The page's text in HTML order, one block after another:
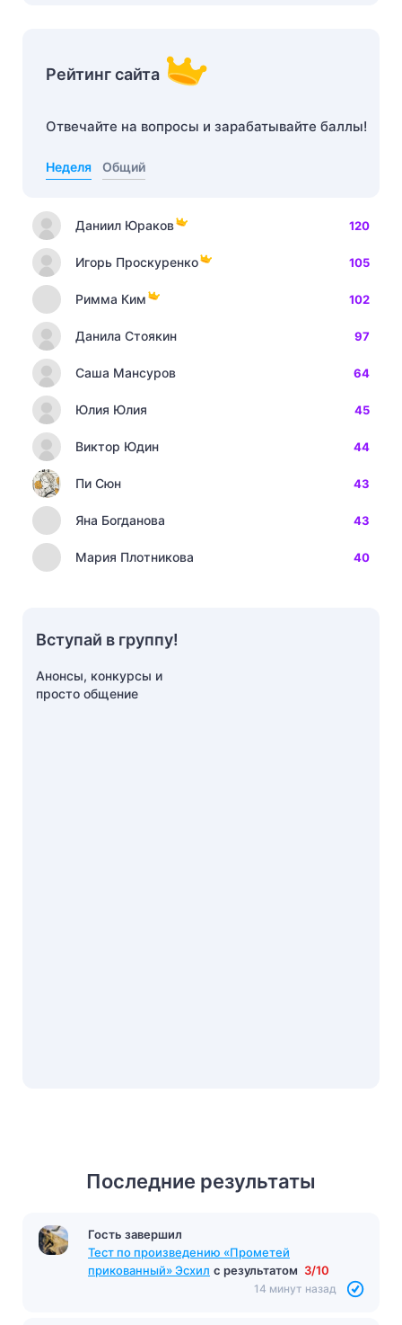
Последние результаты
Гость завершил
Тест по произведению «Молодая гвардия»
Фадеев с результатом 8/10
12 минут назад
Рейтинг сайта
Отвечайте на вопросы и зарабатывайте баллы!
Неделя Общий
Даниил Юраков 120
Игорь Проскуренко 105
Римма Ким 102
Данила Стоякин 97
Саша Мансуров 64
Юлия Юлия 45
Виктор Юдин 44
Пи Сюн 43
Яна Богданова 43
Мария Плотникова 40
Вступай в группу!
Анонсы, конкурсы и
просто общение